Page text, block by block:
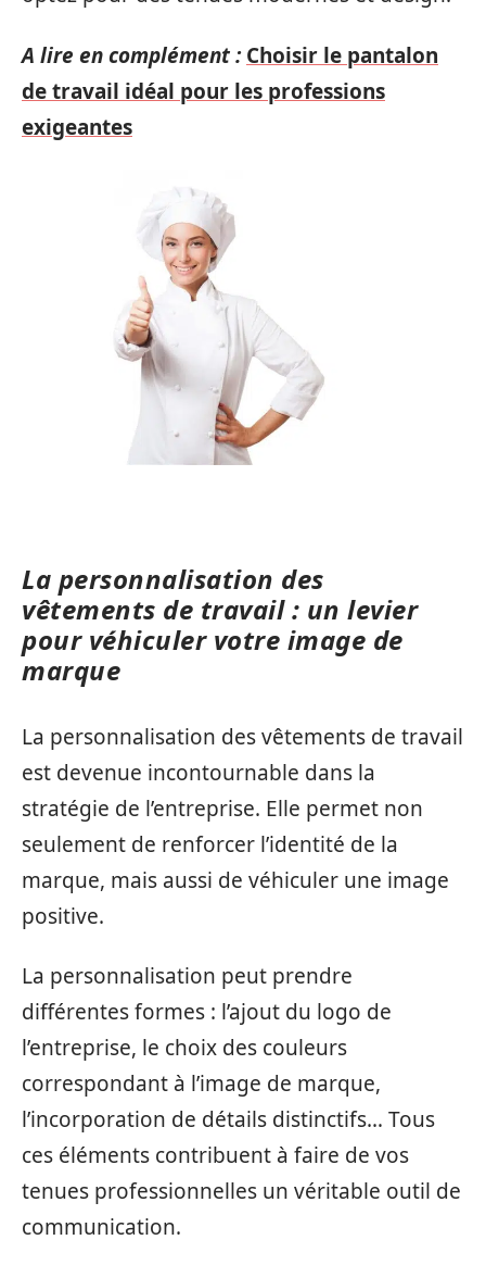
A lire en complément : Choisir le pantalon
de travail idéal pour les professions
exigeantes
La personnalisation des
vêtements de travail : un levier
pour véhiculer votre image de
marque
La personnalisation des vêtements de travail
est devenue incontournable dans la
stratégie de l’entreprise. Elle permet non
seulement de renforcer l’identité de la
marque, mais aussi de véhiculer une image
positive.
La personnalisation peut prendre
différentes formes : l’ajout du logo de
l’entreprise, le choix des couleurs
correspondant à l’image de marque,
l’incorporation de détails distinctifs… Tous
ces éléments contribuent à faire de vos
tenues professionnelles un véritable outil de
communication.